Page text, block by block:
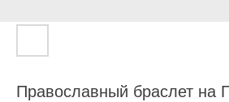
Православный браслет на